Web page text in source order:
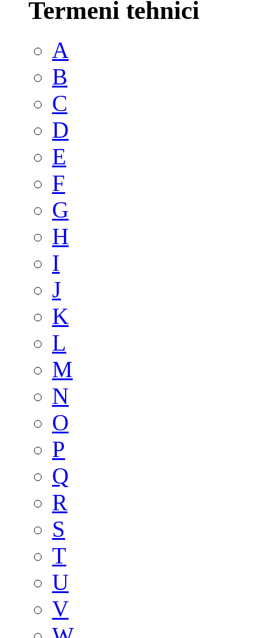
Termeni tehnici
A
B
C
D
E
F
G
H
I
J
K
L
M
N
O
P
Q
R
S
T
U
V